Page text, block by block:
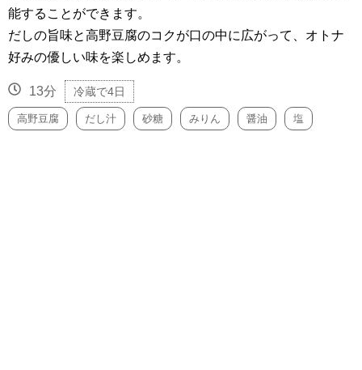
能することができます。
だしの旨味と高野豆腐のコクが口の中に広がって、オトナ
好みの優しい味を楽しめます。
13分 冷蔵で4日
高野豆腐 だし汁 砂糖 みりん 醤油 塩